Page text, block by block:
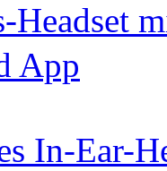
Headset
App
In-Ear-